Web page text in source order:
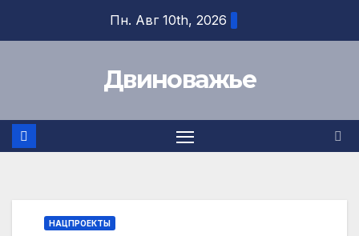
Пн. Авг 10th, 2026
Двиноважье
НАЦПРОЕКТЫ